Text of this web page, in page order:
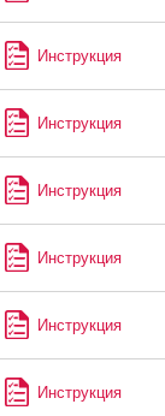
Инструкция
Инструкция
Инструкция
Инструкция
Инструкция
Инструкция